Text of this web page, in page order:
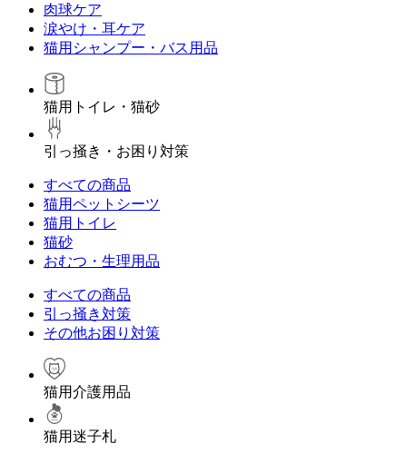
肉球ケア
涙やけ・耳ケア
猫用シャンプー・バス用品
猫用トイレ・猫砂
引っ掻き・お困り対策
すべての商品
猫用ペットシーツ
猫用トイレ
猫砂
おむつ・生理用品
すべての商品
引っ掻き対策
その他お困り対策
猫用介護用品
猫用迷子札